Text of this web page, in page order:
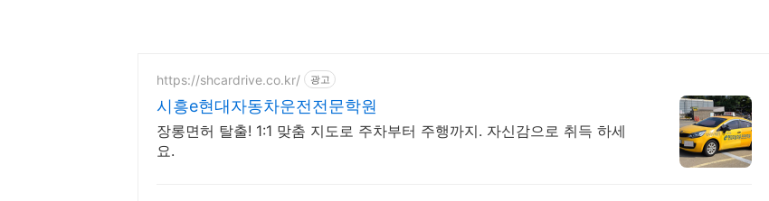
https://shcardrive.co.kr/ 광고
시흥e현대자동차운전전문학원
장롱면허 탈출! 1:1 맞춤 지도로 주차부터 주행까지. 자신감으로 취득 하세
요.